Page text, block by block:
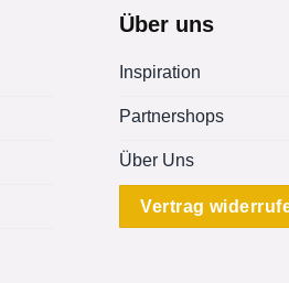
Über uns
Inspiration
Partnershops
Über Uns
Vertrag